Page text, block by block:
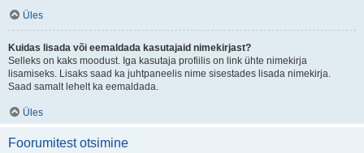
Üles
Kuidas lisada või eemaldada kasutajaid nimekirjast?
Selleks on kaks moodust. Iga kasutaja profiilis on link ühte nimekirja
lisamiseks. Lisaks saad ka juhtpaneelis nime sisestades lisada nimekirja.
Saad samalt lehelt ka eemaldada.
Üles
Foorumitest otsimine